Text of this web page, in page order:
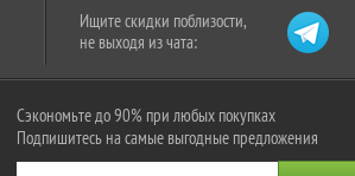
Ищите скидки поблизости,
не выходя из чата:
Сэкономьте до 90% при любых покупках
Подпишитесь на самые выгодные предложения